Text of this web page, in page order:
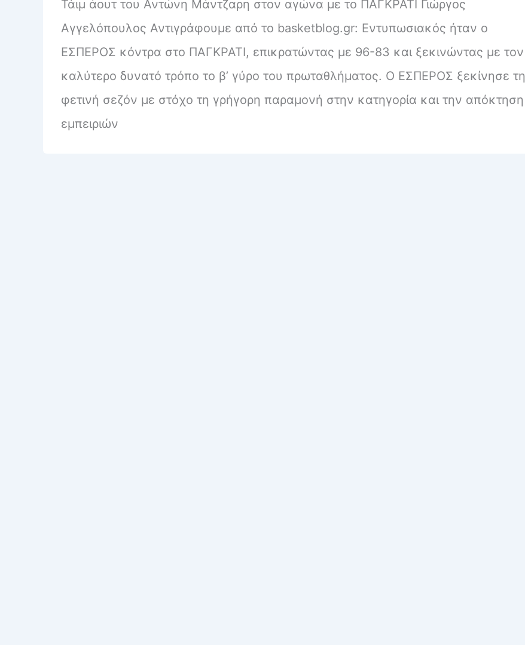
Τάιμ άουτ του Αντώνη Μάντζαρη στον αγώνα με το ΠΑΓΚΡΑΤΙ Γιώργος
Αγγελόπουλος Αντιγράφουμε από το basketblog.gr: Εντυπωσιακός ήταν ο
ΕΣΠΕΡΟΣ κόντρα στο ΠΑΓΚΡΑΤΙ, επικρατώντας με 96-83 και ξεκινώντας με τον
καλύτερο δυνατό τρόπο το β’ γύρο του πρωταθλήματος. Ο ΕΣΠΕΡΟΣ ξεκίνησε τη
φετινή σεζόν με στόχο τη γρήγορη παραμονή στην κατηγορία και την απόκτηση
εμπειριών